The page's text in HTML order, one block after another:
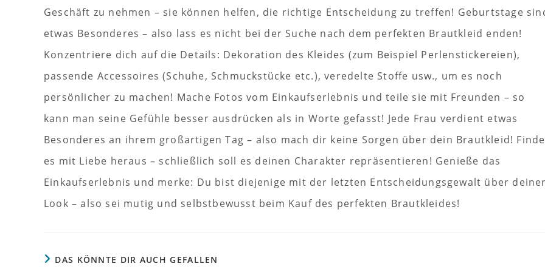
Geschäft zu nehmen – sie können helfen, die richtige Entscheidung zu treffen! Geburtstage
etwas Besonderes – also lass es nicht bei der Suche nach dem perfekten Brautkleid enden!
Konzentriere dich auf die Details: Dekoration des Kleides (zum Beispiel Perlenstickereien),
passende Accessoires (Schuhe, Schmuckstücke etc.), veredelte Stoffe usw., um es noch
persönlicher zu machen! Mache Fotos vom Einkaufserlebnis und teile sie mit Freunden – so
kann man seine Gefühle besser ausdrücken als in Worte gefasst! Jede Frau verdient etwas
Besonderes an ihrem großartigen Tag – also mach dir keine Sorgen über dein Brautkleid! Finde
es mit Liebe heraus – schließlich soll es deinen Charakter repräsentieren! Genieße das
Einkaufserlebnis und merke: Du bist diejenige mit der letzten Entscheidungsgewalt über
Look – also sei mutig und selbstbewusst beim Kauf des perfekten Brautkleides!
DAS KÖNNTE DIR AUCH GEFALLEN